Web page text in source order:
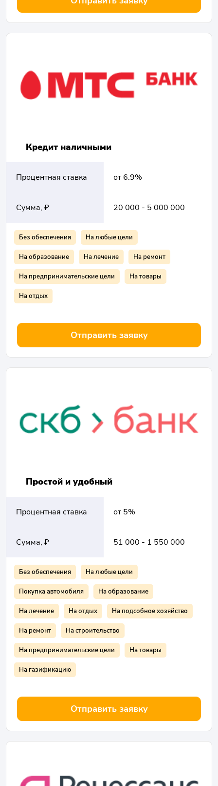
Кредит наличными
Процентная ставка от 6.9%
Сумма, ₽ 20 000 - 5 000 000
Без обеспечения На любые цели
На образование На лечение На ремонт
На предпринимательские цели На товары
На отдых
Отправить заявку
Простой и удобный
Процентная ставка от 5%
Сумма, ₽ 51 000 - 1 550 000
Без обеспечения На любые цели
Покупка автомобиля На образование
На лечение На отдых На подсобное хозяйство
На ремонт На строительство
На предпринимательские цели На товары
На газификацию
Отправить заявку